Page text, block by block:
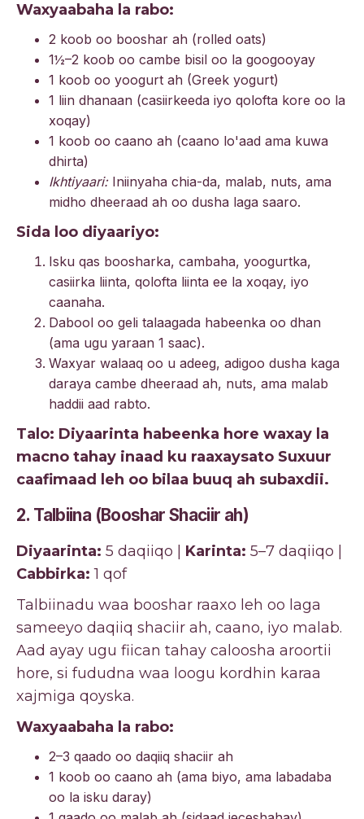
Waxyaabaha la rabo:
2 koob oo booshar ah (rolled oats)
1½–2 koob oo cambe bisil oo la googooyay
1 koob oo yoogurt ah (Greek yogurt)
1 liin dhanaan (casiirkeeda iyo qolofta kore oo la
xoqay)
1 koob oo caano ah (caano lo'aad ama kuwa
dhirta)
Ikhtiyaari:Iniinyaha chia-da, malab, nuts, ama
midho dheeraad ah oo dusha laga saaro.
Sida loo diyaariyo:
Isku qas boosharka, cambaha, yoogurtka,
casiirka liinta, qolofta liinta ee la xoqay, iyo
caanaha.
Dabool oo geli talaagada habeenka oo dhan
(ama ugu yaraan 1 saac).
Waxyar walaaq oo u adeeg, adigoo dusha kaga
daraya cambe dheeraad ah, nuts, ama malab
haddii aad rabto.
Talo: Diyaarinta habeenka hore waxay la
macno tahay inaad ku raaxaysato Suxuur
caafimaad leh oo bilaa buuq ah subaxdii.
2. Talbiina (Booshar Shaciir ah)
Diyaarinta: 5 daqiiqo | Karinta: 5–7 daqiiqo |
Cabbirka: 1 qof
Talbiinadu waa booshar raaxo leh oo laga
sameeyo daqiiq shaciir ah, caano, iyo malab.
Aad ayay ugu fiican tahay caloosha aroortii
hore, si fududna waa loogu kordhin karaa
xajmiga qoyska.
Waxyaabaha la rabo:
2–3 qaado oo daqiiq shaciir ah
1 koob oo caano ah (ama biyo, ama labadaba
oo la isku daray)